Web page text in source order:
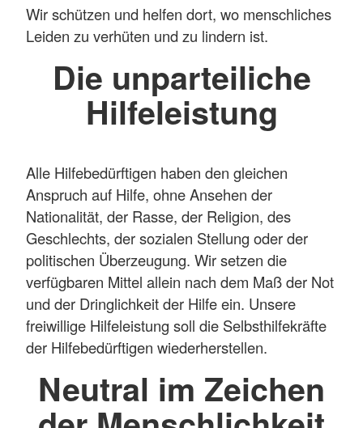
Wir schützen und helfen dort, wo menschliches
Leiden zu verhüten und zu lindern ist.
Die unparteiliche
Hilfeleistung
Alle Hilfebedürftigen haben den gleichen
Anspruch auf Hilfe, ohne Ansehen der
Nationalität, der Rasse, der Religion, des
Geschlechts, der sozialen Stellung oder der
politischen Überzeugung. Wir setzen die
verfügbaren Mittel allein nach dem Maß der Not
und der Dringlichkeit der Hilfe ein. Unsere
freiwillige Hilfeleistung soll die Selbsthilfekräfte
der Hilfebedürftigen wiederherstellen.
Neutral im Zeichen